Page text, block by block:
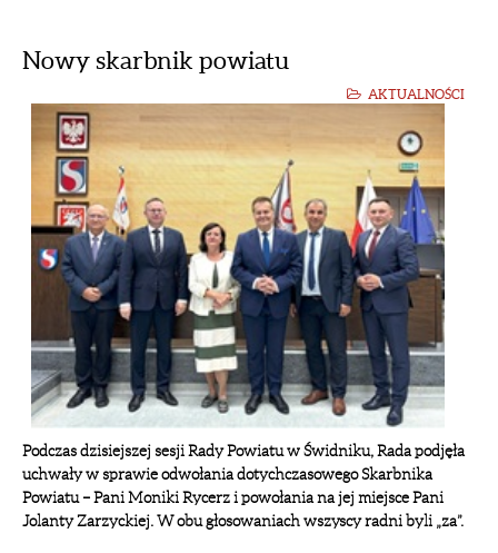
Nowy skarbnik powiatu
AKTUALNOŚCI
Podczas dzisiejszej sesji Rady Powiatu w Świdniku, Rada podjęła
uchwały w sprawie odwołania dotychczasowego Skarbnika
Powiatu – Pani Moniki Rycerz i powołania na jej miejsce Pani
Jolanty Zarzyckiej. W obu głosowaniach wszyscy radni byli „za”.